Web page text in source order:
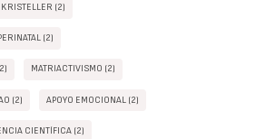
(2)
(2)
MATRIACTIVISMO (2)
(2) APOYO EMOCIONAL (2)
CIENTÍFICA (2)